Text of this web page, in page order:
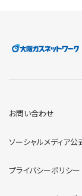
お問い合わせ
ソーシャルメディア公
プライバシーポリシー